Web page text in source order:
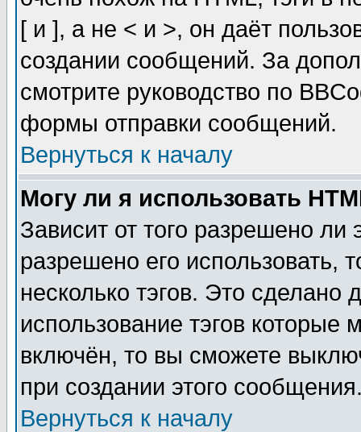
[ и ], а не < и >, он даёт
создании сообщений. За
смотрите руководство по
формы отправки сообщений.
Вернуться к началу
Могу ли я использовать
Зависит от того разрешено
разрешено его использовать,
несколько тэгов. Это сделано
использование тэгов
включён, то вы сможете
при создании этого
Вернуться к началу